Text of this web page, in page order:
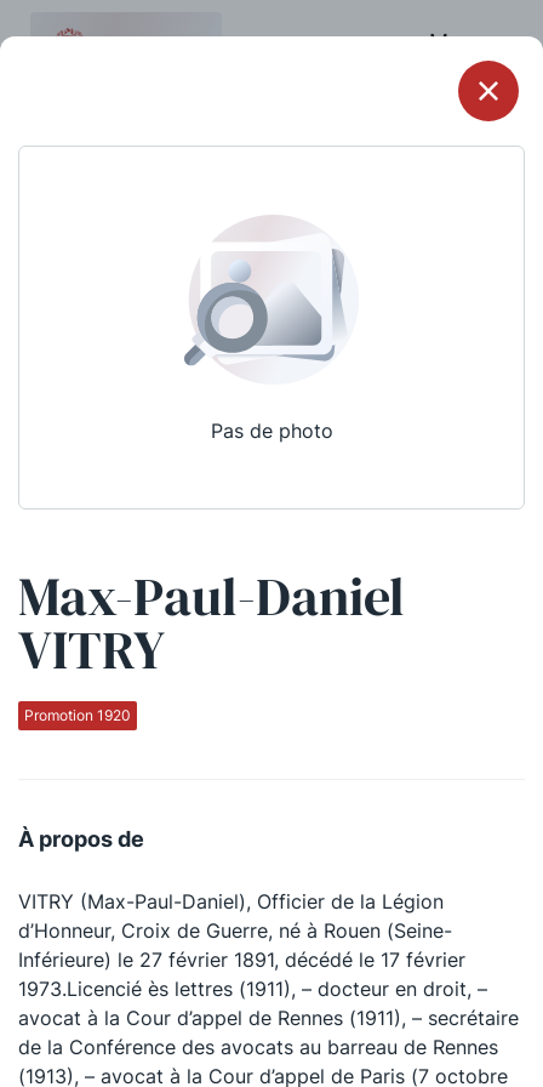
Menu
Pas de photo
Max-Paul-Daniel
VITRY
Promotion 1920
À propos de
VITRY (Max-Paul-Daniel), Officier de la Légion
d’Honneur, Croix de Guerre, né à Rouen (Seine-
Inférieure) le 27 février 1891, décédé le 17 février
1973.Licencié ès lettres (1911), – docteur en droit, –
avocat à la Cour d’appel de Rennes (1911), – secrétaire
de la Conférence des avocats au barreau de Rennes
(1913), – avocat à la Cour d’appel de Paris (7 octobre
Qui sommes-nous ?
La Conférence
La défense pénale
Le Concours de la Conférence
La Conférence Berryer
La Petite Conférence